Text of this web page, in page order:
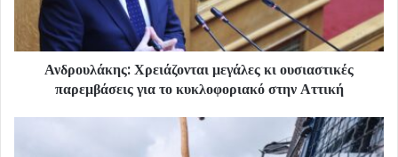
Ανδρουλάκης: Χρειάζονται μεγάλες κι ουσιαστικές
παρεμβάσεις για το κυκλοφοριακό στην Αττική